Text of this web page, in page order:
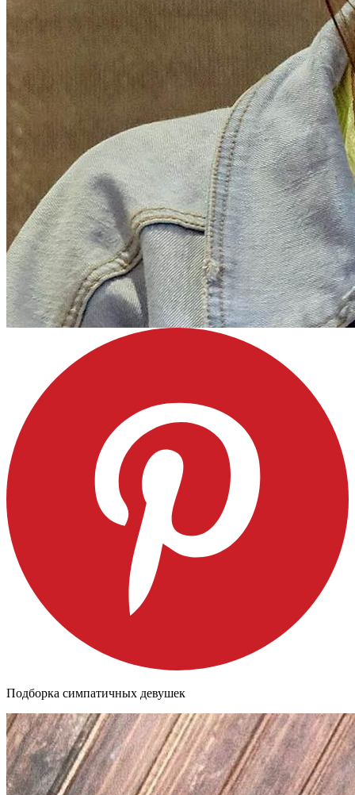
Подборка симпатичных девушек